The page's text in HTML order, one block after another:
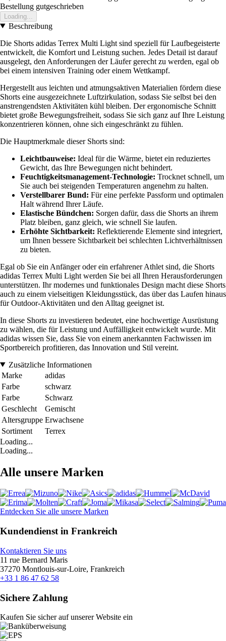
Bestellung gutgeschrieben
Loading...
Beschreibung
Die Shorts adidas Terrex Multi Light sind speziell für Laufbegeisterte
entwickelt, die Komfort und Leistung suchen. Jedes Detail ist darauf
ausgelegt, den Anforderungen der Läufer gerecht zu werden, egal ob
bei einem intensiven Training oder einem Wettkampf.
Hergestellt aus leichten und atmungsaktiven Materialien fördern diese
Shorts eine ausgezeichnete Luftzirkulation, sodass Sie selbst bei den
anstrengendsten Aktivitäten kühl bleiben. Der ergonomische Schnitt
bietet große Bewegungsfreiheit, sodass Sie sich ganz auf Ihre Leistung
konzentrieren können, ohne sich eingeschränkt zu fühlen.
Die Hauptmerkmale dieser Shorts sind:
Leichtbauweise: Ideal für die Wärme, bietet ein reduziertes
Gewicht, das Ihre Bewegungen nicht behindert.
Feuchtigkeitsmanagement-Technologie: Trocknet schnell, um
Sie auch bei steigenden Temperaturen angenehm zu halten.
Verstellbarer Bund: Für eine perfekte Passform und optimalen
Halt während Ihrer Läufe.
Elastische Bündchen: Sorgen dafür, dass die Shorts an ihrem
Platz bleiben, ganz gleich, wie schnell Sie laufen.
Erhöhte Sichtbarkeit: Reflektierende Elemente sind integriert,
um Ihnen bessere Sichtbarkeit bei schlechten Lichtverhältnissen
zu bieten.
Egal ob Sie ein Anfänger oder ein erfahrener Athlet sind, die Shorts
adidas Terrex Multi Light werden Sie bei all Ihren Herausforderungen
unterstützen. Ihr modernes und funktionales Design macht diese Shorts
auch zu einem vielseitigen Kleidungsstück, das über das Laufen hinaus
für Outdoor-Aktivitäten und den Alltag geeignet ist.
In diese Shorts zu investieren bedeutet, eine hochwertige Ausrüstung
zu wählen, die für Leistung und Auffälligkeit entwickelt wurde. Mit
adidas wissen Sie, dass Sie von einem anerkannten Fachwissen im
Sportbereich profitieren, das Innovation und Stil vereint.
Zusätzliche Informationen
Marke
adidas
Farbe
schwarz
Farbe
Schwarz
Geschlecht
Gemischt
Altersgruppe Erwachsene
Sortiment
Terrex
Loading...
Loading...
Alle unsere Marken
Entdecken Sie alle unsere Marken
Kundendienst in Frankreich
Kontaktieren Sie uns
11 rue Bernard Maris
37270 Montlouis-sur-Loire, Frankreich
+33 1 86 47 62 58
Sichere Zahlung
Kaufen Sie sicher auf unserer Website ein